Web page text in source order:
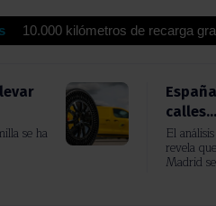
de recarga gratuita para
se ha
calles...
El
revela
Madrid